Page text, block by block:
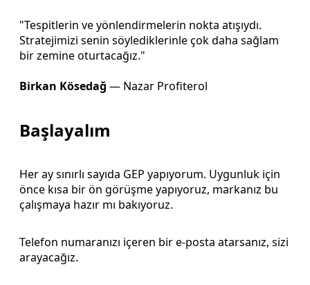
"Tespitlerin ve yönlendirmelerin nokta atışıydı.
Stratejimizi senin söylediklerinle çok daha sağlam
bir zemine oturtacağız."
Birkan Kösedağ — Nazar Profiterol
Başlayalım
Her ay sınırlı sayıda GEP yapıyorum. Uygunluk için
önce kısa bir ön görüşme yapıyoruz, markanız bu
çalışmaya hazır mı bakıyoruz.
Telefon numaranızı içeren bir e-posta atarsanız, sizi
arayacağız.